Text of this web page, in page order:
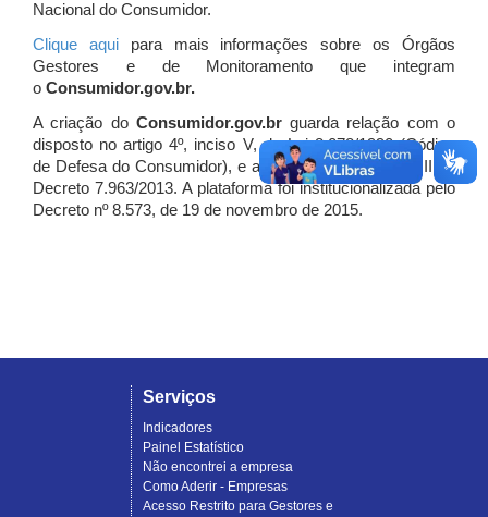
Nacional do Consumidor.
Clique aquipara mais informações sobre os Órgãos
Gestores e de Monitoramento que integram
o Consumidor.gov.br.
A criação do Consumidor.gov.brguarda relação com o
disposto no artigo 4º, inciso V, da Lei 8.078/1990 (Código
de Defesa do Consumidor), e artigo 7º, incisos I, II e III do
Decreto 7.963/2013. A plataforma foi institucionalizada pelo
Decreto nº 8.573, de 19 de novembro de 2015.
Serviços
Indicadores
Painel Estatístico
Não encontrei a empresa
Como Aderir - Empresas
Acesso Restrito para Gestores e